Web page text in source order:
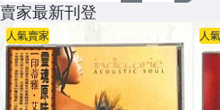
賣家最新刊登
人氣賣家 人